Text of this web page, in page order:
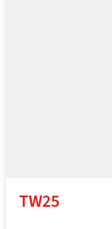
TW25